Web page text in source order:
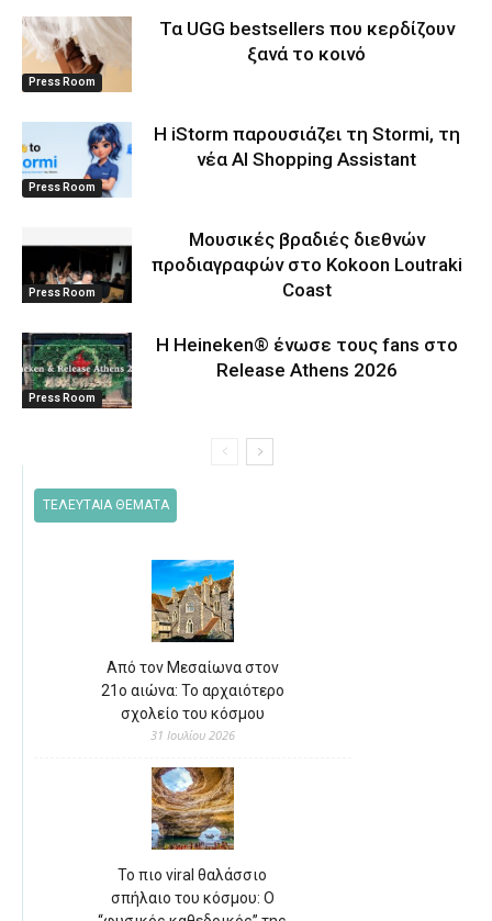
Press Room
Τα UGG bestsellers που κερδίζουν
ξανά το κοινό
Press Room
Η iStorm παρουσιάζει τη Stormi, τη
νέα AI Shopping Assistant
Press Room
Μουσικές βραδιές διεθνών
προδιαγραφών στο Kokoon Loutraki
Coast
Press Room
Η Heineken® ένωσε τους fans στο
Release Athens 2026
ΤΕΛΕΥΤΑΙΑ ΘΕΜΑΤΑ
Από τον Μεσαίωνα στον
21ο αιώνα: Το αρχαιότερο
σχολείο του κόσμου
31 Ιουλίου 2026
Το πιο viral θαλάσσιο
σπήλαιο του κόσμου: Ο